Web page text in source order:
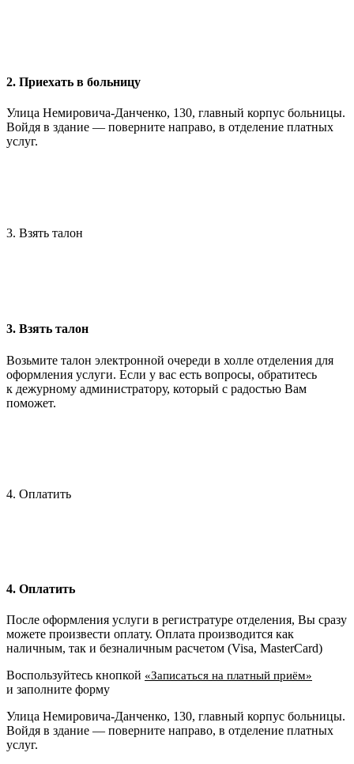
2. Приехать в больницу
Улица Немировича-Данченко, 130, главный корпус больницы.
Войдя в здание — поверните направо, в отделение платных
услуг.
3. Взять талон
3. Взять талон
Возьмите талон электронной очереди в холле отделения для
оформления услуги. Если у вас есть вопросы, обратитесь
к дежурному администратору, который с радостью Вам
поможет.
4. Оплатить
4. Оплатить
После оформления услуги в регистратуре отделения, Вы сразу
можете произвести оплату. Оплата производится как
наличным, так и безналичным расчетом (Visa, MasterCard)
Воспользуйтесь кнопкой «Записаться на платный приём»
и заполните форму
Улица Немировича-Данченко, 130, главный корпус больницы.
Войдя в здание — поверните направо, в отделение платных
услуг.